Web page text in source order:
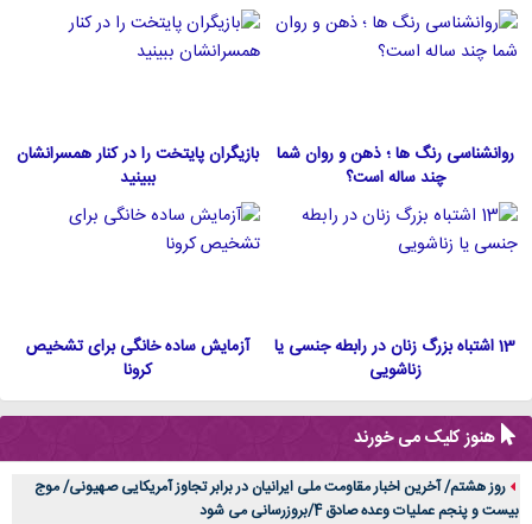
روانشناسی رنگ ها ؛ ذهن و روان شما
چند ساله است؟
بازیگران پایتخت را در کنار همسرانشان
ببینید
13 اشتباه بزرگ زنان در رابطه جنسی یا
زناشویی
آزمایش ساده خانگی برای تشخیص
کرونا
هنوز کلیک می خورند
روز هشتم/ آخرین اخبار مقاومت ملی ایرانیان در برابر تجاوز آمریکایی صهیونی/ موج
بیست و پنجم عملیات وعده صادق 4/بروزرسانی می شود